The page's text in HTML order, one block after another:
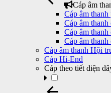
Cáp âm
Cáp âm
Cáp âm thanh
Cáp âm
Cáp âm
Cáp âm thanh Hội
Cáp Hi-End
Cáp theo tiết diện